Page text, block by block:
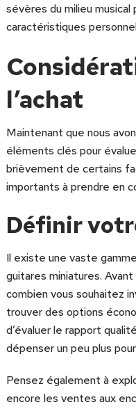
sévères du milieu
caractéristiques
l’achat
Maintenant que nous
éléments clés pour
brièvement de certains
importants à prendre en
Définir
Il existe une vaste
guitares miniatures.
combien vous souhaitez
trouver des options
d’évaluer le rapport
dépenser un peu plus
Pensez également à
encore les ventes aux